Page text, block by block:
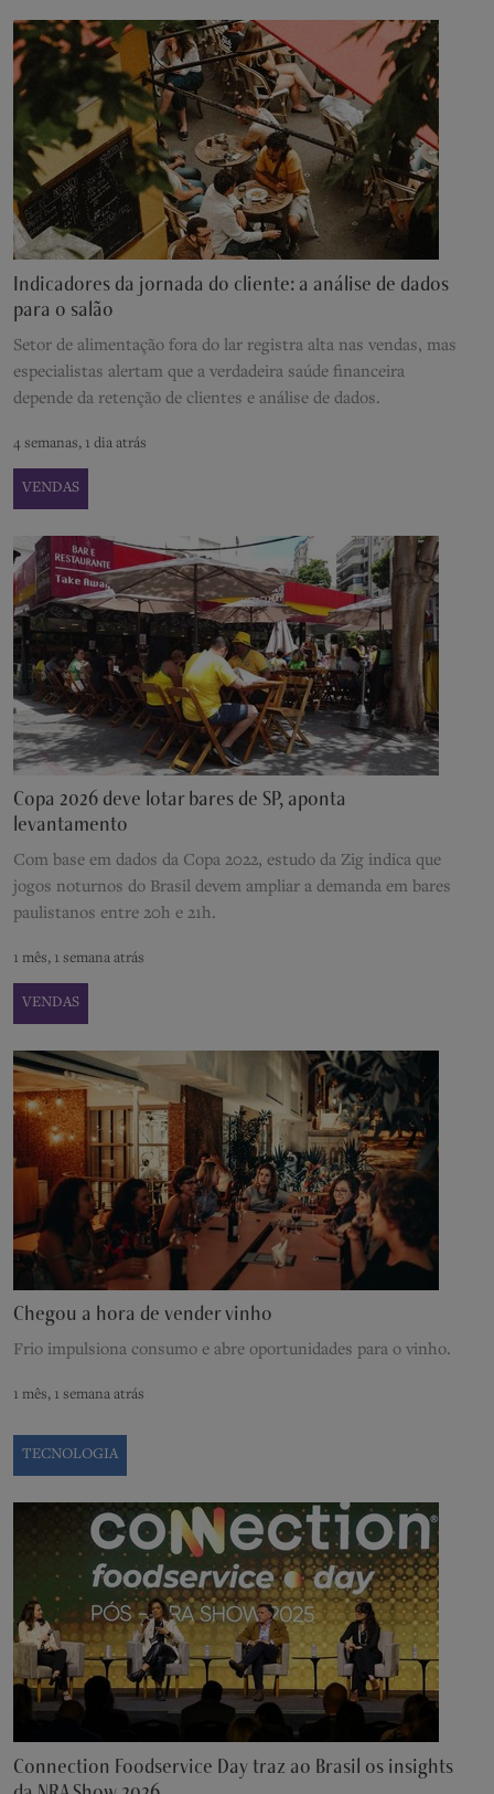
Indicadores da jornada do cliente: a análise de dados
para o salão
Setor de alimentação fora do lar registra alta nas vendas, mas
especialistas alertam que a verdadeira saúde financeira
depende da retenção de clientes e análise de dados.
4 semanas, 1 dia atrás
VENDAS
Copa 2026 deve lotar bares de SP, aponta
levantamento
Com base em dados da Copa 2022, estudo da Zig indica que
jogos noturnos do Brasil devem ampliar a demanda em bares
paulistanos entre 20h e 21h.
1 mês, 1 semana atrás
VENDAS
Chegou a hora de vender vinho
Frio impulsiona consumo e abre oportunidades para o vinho.
1 mês, 1 semana atrás
TECNOLOGIA
Connection Foodservice Day traz ao Brasil os insights